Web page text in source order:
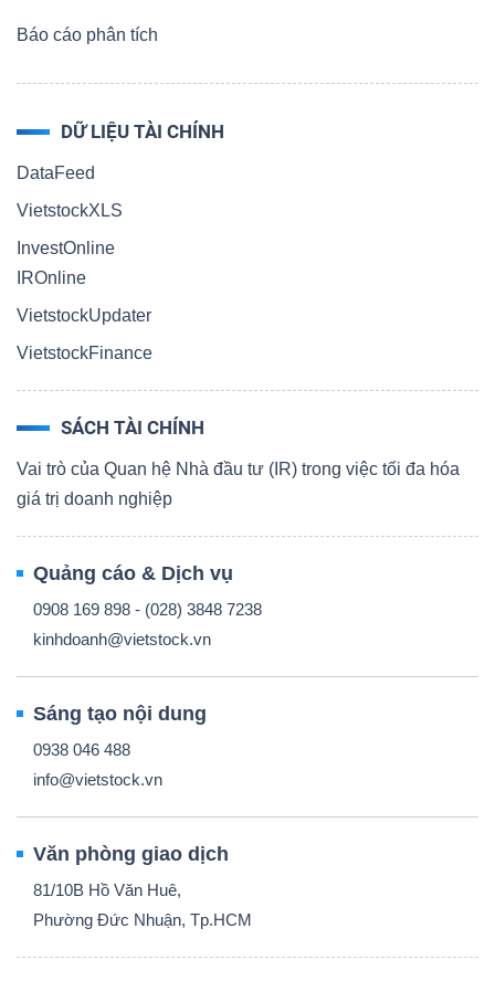
Báo cáo phân tích
DỮ LIỆU TÀI CHÍNH
DataFeed
VietstockXLS
InvestOnline
IROnline
VietstockUpdater
VietstockFinance
SÁCH TÀI CHÍNH
Vai trò của Quan hệ Nhà đầu tư (IR) trong việc tối đa hóa
giá trị doanh nghiệp
Quảng cáo & Dịch vụ
0908 169 898 - (028) 3848 7238
kinhdoanh@vietstock.vn
Sáng tạo nội dung
0938 046 488
info@vietstock.vn
Văn phòng giao dịch
81/10B Hồ Văn Huê,
Phường Đức Nhuận, Tp.HCM